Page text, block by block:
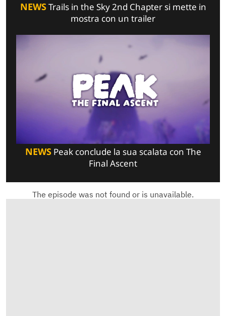
NEWSTrails in the Sky 2nd Chapter si mette in
mostra con un trailer
NEWSPeak conclude la sua scalata con The
Final Ascent